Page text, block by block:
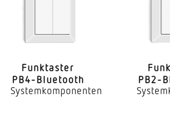
Funk­taster
PB4-Bluetooth
Systemkomponenten
PB2-